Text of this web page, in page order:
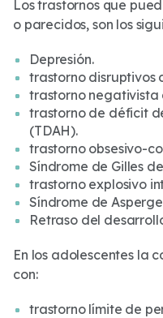
Los trastornos que
o parecidos, son los
Depresión.
trastorno disruptivos
trastorno negativista
trastorno de déficit
(TDAH).
trastorno obsesivo-
Síndrome de Gilles
trastorno explosivo
Síndrome de
Retraso del
En los adolescentes la
con:
trastorno límite de